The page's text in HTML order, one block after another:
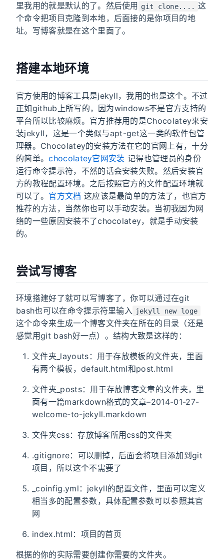
里我用的就是默认的了。然后使用
git clone.... 这
个命令把项目克隆到本地，后面接的是你项目的地
址。写博客就是在这个里面了。
搭建本地环境
官方使用的博客工具是jekyll，我用的也是这个。不过
正如github上所写的，因为windows不是官方支持的
平台所以比较麻烦。官方推荐用的是Chocolatey来安
装jekyll，这是一个类似与apt-get这一类的软件包管
理器。Chocolatey的安装方法在它的官网上有，十分
的简单。chocolatey官网安装 记得也管理员的身份
运行命令提示符，不然的话会安装失败。然后安装官
方的教程配置环境。之后按照官方的文件配置环境就
可以了。 官方文档 这应该是最简单的方法了，也官方
推荐的方法，当然你也可以手动安装。当初我因为网
络的一些原因安装不了chocolatey，就是手动安装
的。
尝试写博客
环境搭建好了就可以写博客了，你可以通过在git
bash也可以在命令提示符里输入
jekyll new loge
这个命令来生成一个博客文件夹在所在的目录（还是
感觉用git bash好一点）。结构大致是这样的：
文件夹_layouts：用于存放模板的文件夹，里面
有两个模板，default.html和post.html
文件夹_posts：用于存放博客文章的文件夹，里
面有一篇markdown格式的文章–2014-01-27-
welcome-to-jekyll.markdown
文件夹css：存放博客所用css的文件夹
.gitignore：可以删掉，后面会将项目添加到git
项目，所以这个不需要了
_coinfig.yml：jekyll的配置文件，里面可以定义
相当多的配置参数，具体配置参数可以参照其官
网
index.html：项目的首页
根据的你的实际需要创建你需要的文件夹。